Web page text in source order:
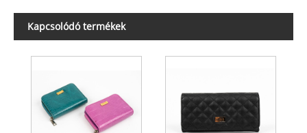
Kapcsolódó termékek